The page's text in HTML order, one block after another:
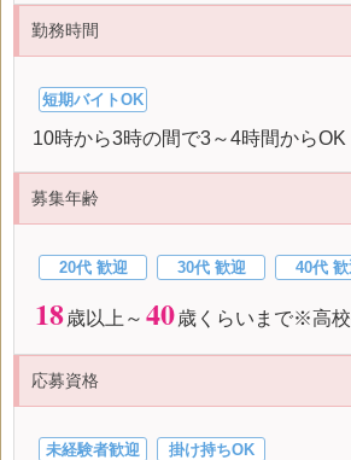
勤務時間
短期バイトOK
10時から3時の間で3～4時間からOK
募集年齢
20代 歓迎 30代 歓迎 40代 歓
18歳以上～ 40歳くらいまで※高
応募資格
未経験者歓迎 掛け持ちOK